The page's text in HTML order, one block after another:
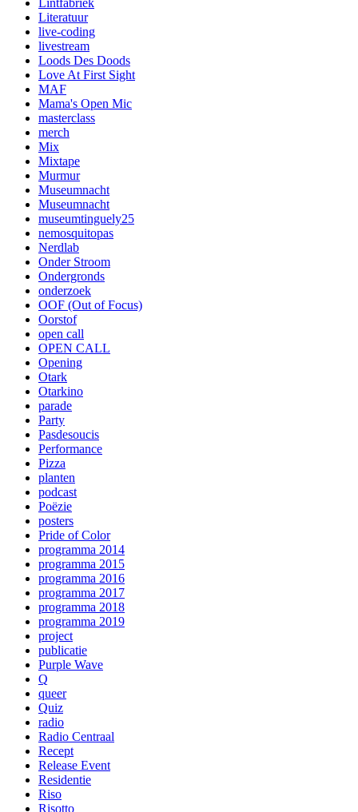
Literatuur
live-coding
livestream
Loods Des Doods
Love At First Sight
MAF
Mama's Open Mic
masterclass
merch
Mix
Mixtape
Murmur
Museumnacht
Museumnacht
museumtinguely25
nemosquitopas
Nerdlab
Onder Stroom
Ondergronds
onderzoek
OOF (Out of Focus)
Oorstof
open call
OPEN CALL
Opening
Otark
Otarkino
parade
Party
Pasdesoucis
Performance
Pizza
planten
podcast
Poëzie
posters
Pride of Color
programma 2014
programma 2015
programma 2016
programma 2017
programma 2018
programma 2019
project
publicatie
Purple Wave
Q
queer
Quiz
radio
Radio Centraal
Recept
Release Event
Residentie
Riso
Risotto